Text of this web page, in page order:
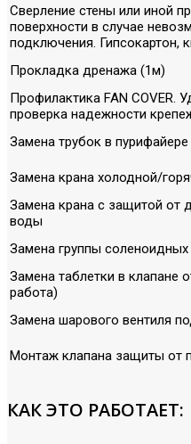
Сверление стены или иной
поверхности в случае
подключения. Гипсокартон,
Прокладка дренажа (1м)
Профилактика FAN COVER.
проверка надежности
Замена трубок в
Замена крана холодной/
Замена крана с защитой от
воды
Замена группы соленоидных
Замена таблетки в клапане
работа)
Замена шарового вентиля
Монтаж клапана защиты от
КАК ЭТО РАБОТАЕТ: